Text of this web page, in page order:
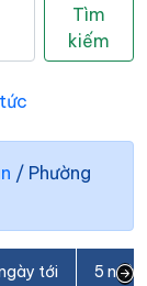
Tìm
kiếm
/ Phường
tới 5